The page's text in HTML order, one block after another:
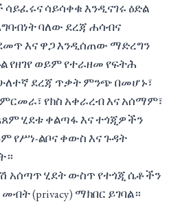
ሳይሳቀቁ እንዲናገሩ ዕድል
ባለው ደረጃ ሐሳብና
እና ዋጋ እንዲሰጠው ማድረግን
የዘገየ ወይም የተራዘመ የፍትሕ
ደረጃ ጥቃት ምንጭ በመሆኑ፣
የክስ አቀራረብ እና አሰማም፣
ሂደቱ ቀልጣፋ እና ተጎጂዎችን
የሥነ-ልቦና ቀውስ እና ጉዳት
አሰጣጥ ሂደት ውስጥ የተጎጂ ሴቶችን
(privacy) ማክበር ይገባል።